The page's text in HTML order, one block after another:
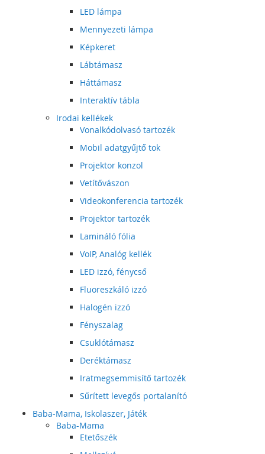
LED lámpa
Mennyezeti lámpa
Képkeret
Lábtámasz
Háttámasz
Interaktív tábla
Irodai kellékek
Vonalkódolvasó tartozék
Mobil adatgyűjtő tok
Projektor konzol
Vetítővászon
Videokonferencia tartozék
Projektor tartozék
Lamináló fólia
VoIP, Analóg kellék
LED izzó, fénycső
Fluoreszkáló izzó
Halogén izzó
Fényszalag
Csuklótámasz
Deréktámasz
Iratmegsemmisítő tartozék
Sűrített levegős portalanító
Baba-Mama, Iskolaszer, Játék
Baba-Mama
Etetőszék